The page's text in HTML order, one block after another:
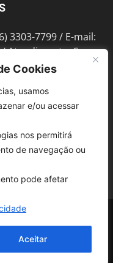
Cookies
usamos
e/ou acessar
nos permitirá
de navegação ou
pode afetar
Aceitar
3303-7799 / E-mail:
/ Atendimento: Seg a
Bento de Abreu, 889
É proibida a reprodução do
eletrônico ou impresso,